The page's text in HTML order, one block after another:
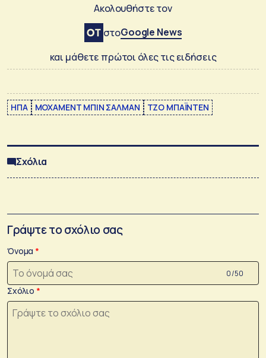
Ακολουθήστε τον
στοGoogle News
και μάθετε πρώτοι όλες τις ειδήσεις
ΗΠΑ ΜΟΧΑΜΕΝΤ ΜΠΙΝ ΣΑΛΜΑΝ ΤΖΟ ΜΠΑΪΝΤΕΝ
Σχόλια
Γράψτε το σχόλιο σας
Όνομα
0 /50
Σχόλιο